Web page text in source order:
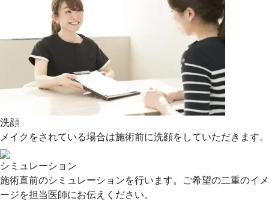
洗顔
メイクをされている場合は施術前に洗顔をしていただきます。
シミュレーション
施術直前のシミュレーションを行います。ご希望の二重のイメ
ージを担当医師にお伝えください。